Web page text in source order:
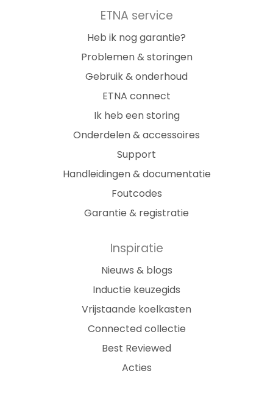
ETNA service
Heb ik nog garantie?
Problemen & storingen
Gebruik & onderhoud
ETNA connect
Ik heb een storing
Onderdelen & accessoires
Support
Handleidingen & documentatie
Foutcodes
Garantie & registratie
Inspiratie
Nieuws & blogs
Inductie keuzegids
Vrijstaande koelkasten
Connected collectie
Best Reviewed
Acties